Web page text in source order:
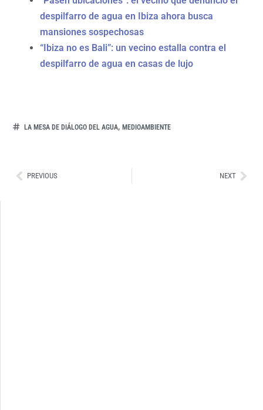
despilfarro de agua en Ibiza ahora busca
mansiones sospechosas
“Ibiza no es Bali”: un vecino estalla contra el
despilfarro de agua en casas de lujo
LA MESA DE DIÁLOGO DEL AGUA, MEDIOAMBIENTE
AntPREVIOUS NEXT